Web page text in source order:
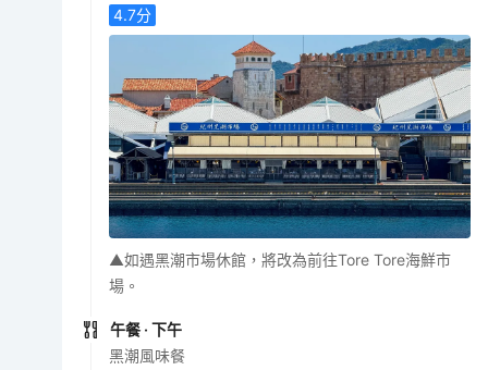
4.7分
▲如遇黑潮市場休館，將改為前往Tore Tore海鮮市
場。
午餐 · 下午
黑潮風味餐